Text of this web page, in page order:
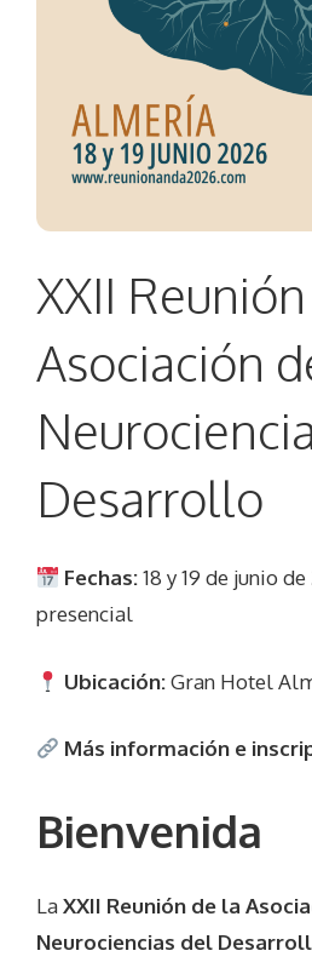
XXII
Asociación
Desarrollo
Fechas:18 y 19 de junio
presencial
Ubicación:Gran Hotel
Más información e
Bienvenida
LaXXII Reunión de la
Neurociencias del